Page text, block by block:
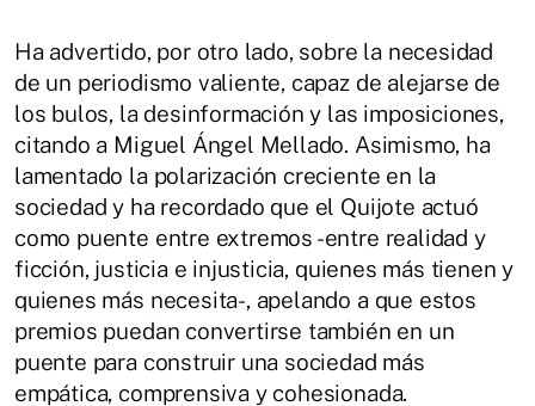
Ha advertido, por otro lado, sobre la necesidad
de un periodismo valiente, capaz de alejarse de
los bulos, la desinformación y las imposiciones,
citando a Miguel Ángel Mellado. Asimismo, ha
lamentado la polarización creciente en la
sociedad y ha recordado que el Quijote actuó
como puente entre extremos -entre realidad y
ficción, justicia e injusticia, quienes más tienen y
quienes más necesita-, apelando a que estos
premios puedan convertirse también en un
puente para construir una sociedad más
empática, comprensiva y cohesionada.